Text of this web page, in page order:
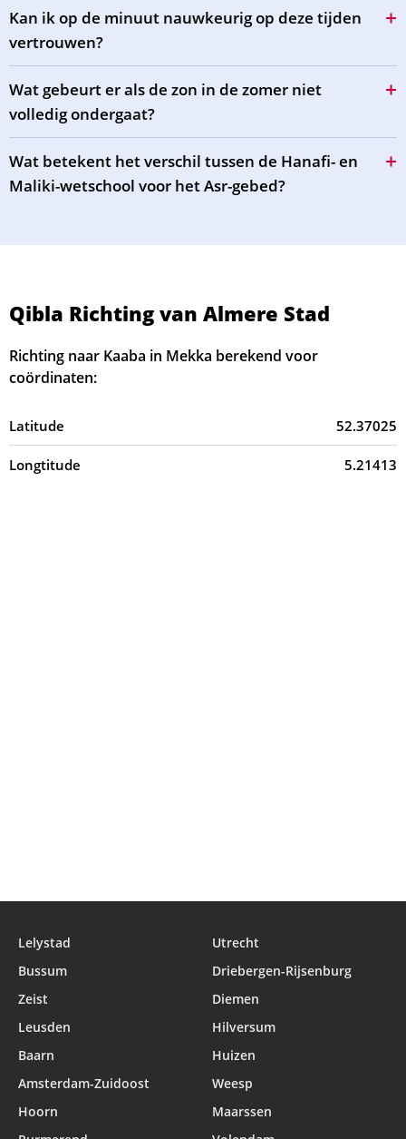
Kan ik op de minuut nauwkeurig op deze tijden
vertrouwen?
Wat gebeurt er als de zon in de zomer niet
volledig ondergaat?
Wat betekent het verschil tussen de Hanafi- en
Maliki-wetschool voor het Asr-gebed?
Qibla Richting van Almere Stad
Richting naar Kaaba in Mekka berekend voor
coördinaten:
Latitude 52.37025
Longtitude 5.21413
Lelystad
Utrecht
Bussum
Driebergen-Rijsenburg
Zeist
Diemen
Leusden
Hilversum
Baarn
Huizen
Amsterdam-Zuidoost
Weesp
Hoorn
Maarssen